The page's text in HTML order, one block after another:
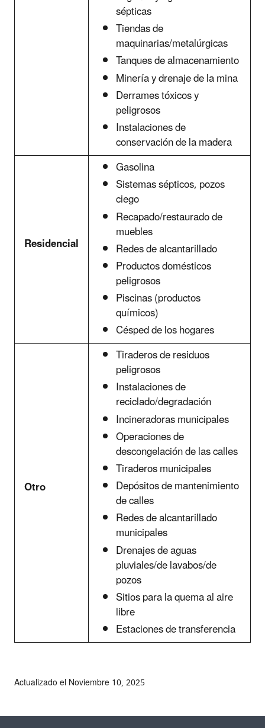
sépticas
Tiendas de
maquinarias/metalúrgicas
Tanques de almacenamiento
Minería y drenaje de la mina
Derrames tóxicos y
peligrosos
Instalaciones de
conservación de la madera
Residencial
Gasolina
Sistemas sépticos, pozos
ciego
Recapado/restaurado de
muebles
Redes de alcantarillado
Productos domésticos
peligrosos
Piscinas (productos
químicos)
Césped de los hogares
Otro
Tiraderos de residuos
peligrosos
Instalaciones de
reciclado/degradación
Incineradoras municipales
Operaciones de
descongelación de las calles
Tiraderos municipales
Depósitos de mantenimiento
de calles
Redes de alcantarillado
municipales
Drenajes de aguas
pluviales/de lavabos/de
pozos
Sitios para la quema al aire
libre
Estaciones de transferencia
Actualizado el Noviembre 10, 2025